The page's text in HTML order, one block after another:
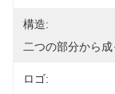
構造:
二つの部分から
ロゴ: